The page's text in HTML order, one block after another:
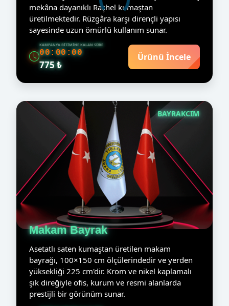
mekâna dayanıklı Raşhel kumaştan
üretilmektedir. Rüzgâra karşı dirençli yapısı
sayesinde uzun ömürlü kullanım sunar.
KAMPANYA BITIMINE KALAN SÜRE
00:00:00
775 ₺
Ürünü İncele
BAYRAKCIM
Makam Bayrak
Asetatlı saten kumaştan üretilen makam
bayrağı, 100×150 cm ölçülerindedir ve yerden
yüksekliği 225 cm'dir. Krom ve nikel kaplamalı
şık direğiyle ofis, kurum ve resmi alanlarda
prestijli bir görünüm sunar.